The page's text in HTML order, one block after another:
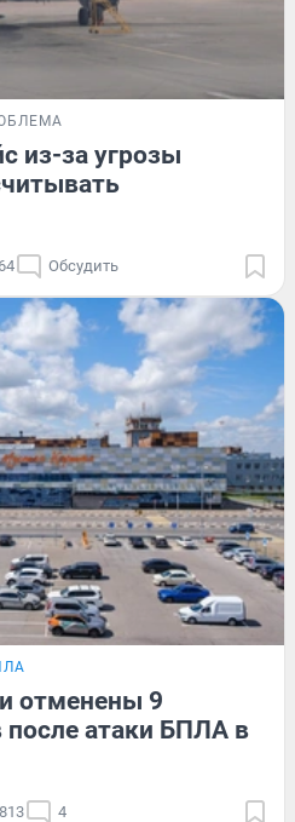
из-за угрозы
Обсудить
отменены 9
атаки БПЛА в
4